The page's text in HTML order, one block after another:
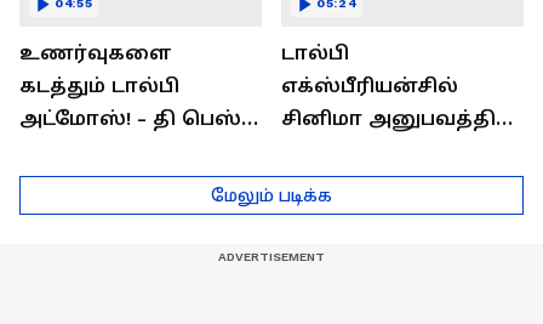
உணர்வுகளை
கடத்தும் டால்பி
அட்மோஸ்! - தி பெஸ்ட்
எக்ஸ்பீரியன்ஸ்
04:55
டால்பி
எக்ஸ்பீரியன்சில்
சினிமா அனுபவத்தில்
05:24
மேலும் படிக்க